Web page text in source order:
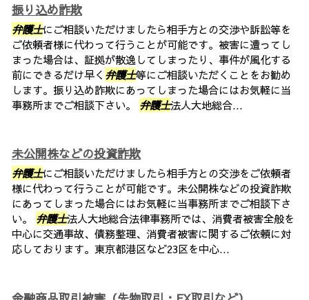
振り込め詐欺
弁護士にご相談いただけましたら相手方との交渉や訴訟等を
ご依頼者様に代わって行うことが可能です。被害に遭ってし
まった場合は、証拠が散逸してしまったり、事件が風化する
前にできるだけ早く 弁護士等にご相談いただくことをお勧め
します。振り込め詐欺にあってしまった場合にはお気軽に当
事務所までご相談下さい。 弁護士法人大地総合...
未公開株などの投資詐欺
弁護士にご相談いただけましたら相手方との交渉をご依頼者
様に代わって行うことが可能です。未公開株などの投資詐欺
にあってしまった場合にはお気軽に当事務所までご相談下さ
い。 弁護士法人大地総合法律事務所では、消費者被害全般を
中心に交通事故、債務整理、消費者被害に関するご依頼に対
応しております。東京都港区など23区を中心...